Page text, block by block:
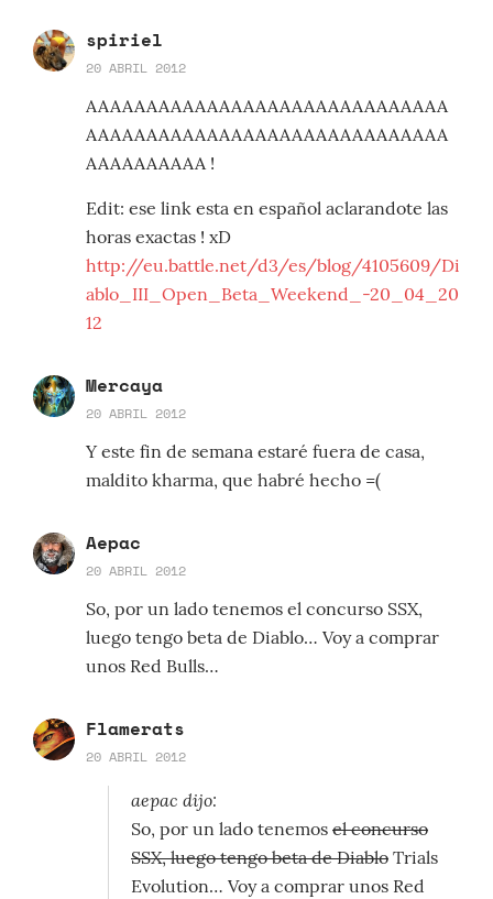
spiriel
20 ABRIL 2012
AAAAAAAAAAAAAAAAAAAAAAAAAAAAAA
AAAAAAAAAAAAAAAAAAAAAAAAAAAAAA
AAAAAAAAAA !
Edit: ese link esta en español aclarandote las
horas exactas ! xD
http://eu.battle.net/d3/es/blog/4105609/Di
ablo_III_Open_Beta_Weekend_-20_04_20
12
Mercaya
20 ABRIL 2012
Y este fin de semana estaré fuera de casa,
maldito kharma, que habré hecho =(
Aepac
20 ABRIL 2012
So, por un lado tenemos el concurso SSX,
luego tengo beta de Diablo… Voy a comprar
unos Red Bulls…
Flamerats
20 ABRIL 2012
aepac dijo:
So, por un lado tenemos el concurso
SSX, luego tengo beta de Diablo Trials
Evolution… Voy a comprar unos Red